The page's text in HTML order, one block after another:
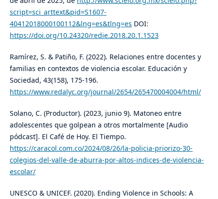
script=sci_arttext&pid=S1607-
40412018000100112&lng=es&tlng=es DOI:
https://doi.org/10.24320/redie.2018.20.1.1523
Ramírez, S. & Patiño, F. (2022). Relaciones entre docentes y
familias en contextos de violencia escolar. Educación y
Sociedad, 43(158), 175-196.
https://www.redalyc.org/journal/2654/265470004004/html/
Solano, C. (Productor). (2023, junio 9). Matoneo entre
adolescentes que golpean a otros mortalmente [Audio
pódcast]. El Café de Hoy. El Tiempo.
https://caracol.com.co/2024/08/26/la-policia-priorizo-30-
colegios-del-valle-de-aburra-por-altos-indices-de-violencia-
escolar/
UNESCO & UNICEF. (2020). Ending Violence in Schools: A